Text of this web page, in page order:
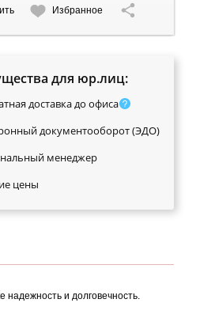
Избранное
для юр.лиц:
доставка до офиса
документооборот (ЭДО)
менеджер
цены
надежность и долговечность.